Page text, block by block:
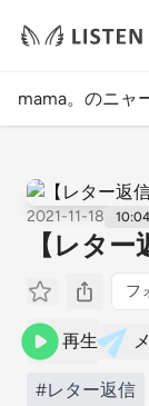
mama。のニャ
2021-11-18 10:04
【レタ
フ
再生
#レター返信